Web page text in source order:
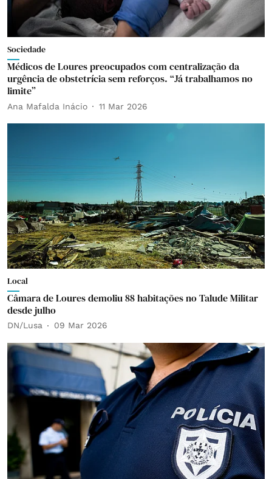
Sociedade
Médicos de Loures preocupados com centralização da
urgência de obstetrícia sem reforços. “Já trabalhamos no
limite”
Ana Mafalda Inácio 11 Mar 2026
Local
Câmara de Loures demoliu 88 habitações no Talude Militar
desde julho
DN/Lusa 09 Mar 2026